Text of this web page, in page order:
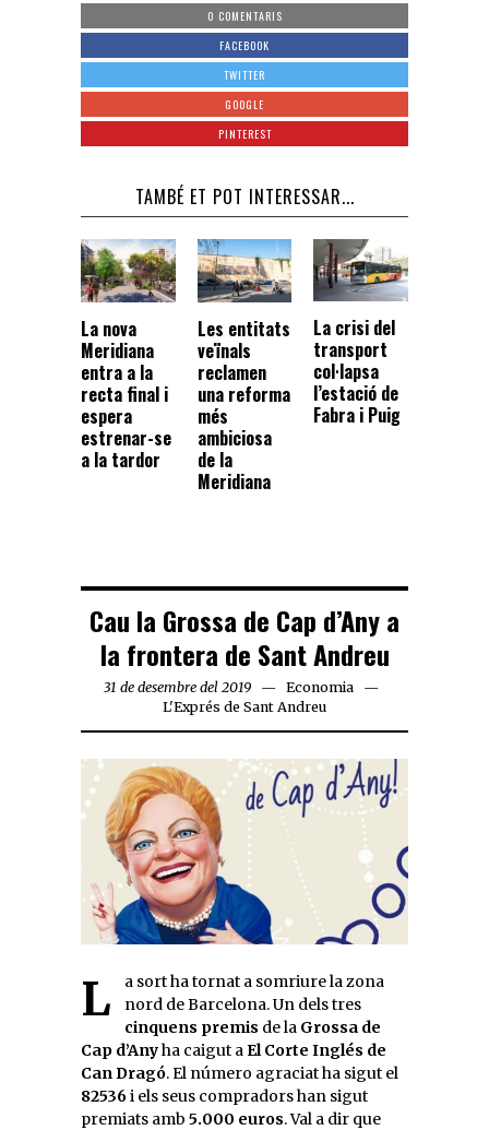
0 COMENTARIS
FACEBOOK
TWITTER
GOOGLE
PINTEREST
TAMBÉ ET POT INTERESSAR...
La nova
Meridiana
entra a la
recta final i
espera
estrenar-se
a la tardor
Les entitats
veïnals
reclamen
una reforma
més
ambiciosa
de la
Meridiana
La crisi del
transport
col·lapsa
l’estació de
Fabra i Puig
Cau la Grossa de Cap d’Any a
la frontera de Sant Andreu
31 de desembre del 2019
Economia
L'Exprés de Sant Andreu
La sort ha tornat a somriure la zona
nord de Barcelona. Un dels tres
cinquens premis de la Grossa de
Cap d’Anyha caigut aEl Corte Inglés de
Can Dragó. El número agraciat ha sigut el
82536i els seus compradors han sigut
premiats amb 5.000 euros. Val a dir que